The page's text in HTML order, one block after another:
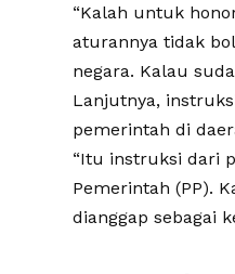
“Kalah untuk
aturannya tidak
negara. Kalau
Lanjutnya,
pemerintah di
“Itu instruksi dari
Pemerintah (PP).
dianggap sebagai